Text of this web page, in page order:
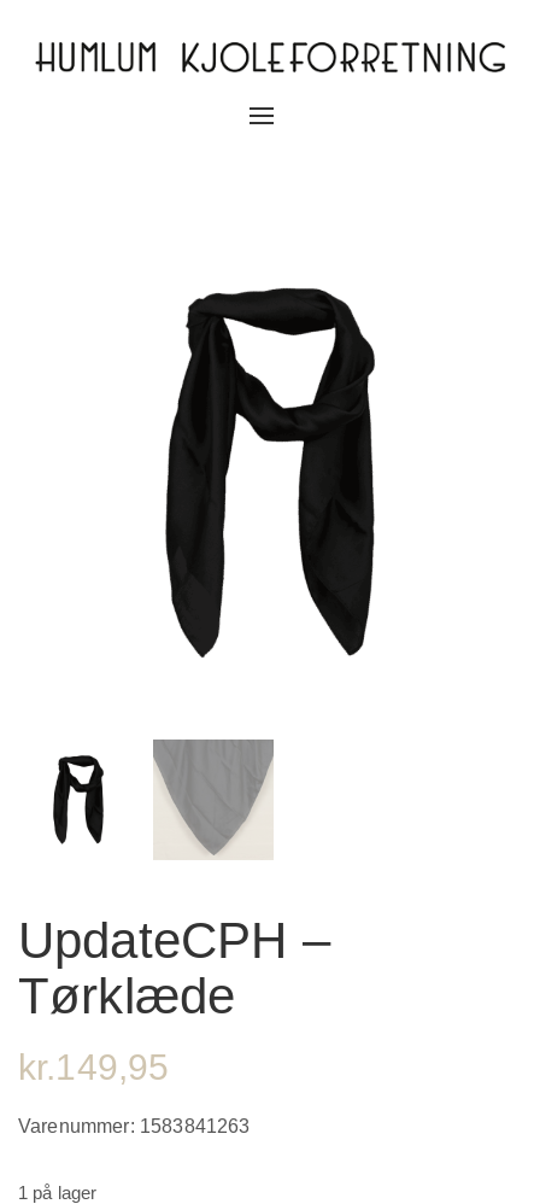
Slå
UpdateCPH –
Tørklæde
kr.149,95
Varenummer: 1583841263
1 på lager